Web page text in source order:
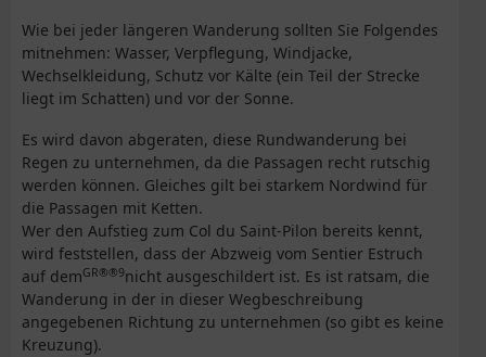
Wie bei jeder längeren Wanderung sollten Sie Folgendes
mitnehmen: Wasser, Verpflegung, Windjacke,
Wechselkleidung, Schutz vor Kälte (ein Teil der Strecke
liegt im Schatten) und vor der Sonne.
Es wird davon abgeraten, diese Rundwanderung bei
Regen zu unternehmen, da die Passagen recht rutschig
werden können. Gleiches gilt bei starkem Nordwind für
die Passagen mit Ketten.
Wer den Aufstieg zum Col du Saint-Pilon bereits kennt,
wird feststellen, dass der Abzweig vom Sentier Estruch
auf demGR®®9nicht ausgeschildert ist. Es ist ratsam, die
Wanderung in der in dieser Wegbeschreibung
angegebenen Richtung zu unternehmen (so gibt es keine
Kreuzung).